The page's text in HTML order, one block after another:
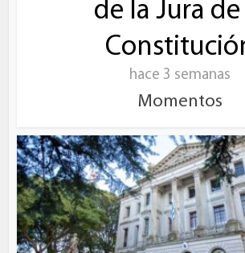
de la Jura de
hace 3 semanas
Momentos